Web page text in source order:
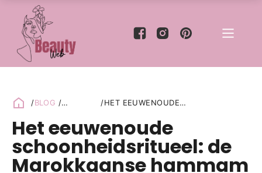
/BLOG /
LIFESTYLE
/HET EEUWENOUDE
MAROKKAANSE HAMMAM
Het eeuwenoude
schoonheidsritueel: de
Marokkaanse hammam